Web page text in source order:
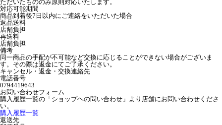
ただいたもののみ原則対応いたします。
対応可能期間
商品到着後7日以内にご連絡をいただいた場合
返品送料
店舗負担
再送料
店舗負担
備考
同一商品の手配が不可能など交換に応じることができない場合がございま
す。その際は返金にてご了承ください。
キャンセル・返金・交換連絡先
電話番号
0794419643
お問い合わせフォーム
購入履歴一覧の「ショップヘの問い合わせ」より店舗にお問い合わせくださ
い。
購入履歴一覧
返送先